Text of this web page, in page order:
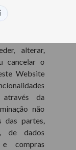
pelo
o
alterar,
cancelar o
Website
da
não
das partes,
de dados
compras